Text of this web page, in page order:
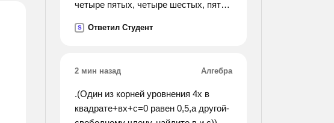
четыре пятых, четыре шестых, пять
результатов одинаковые? как это
восьмых от одной и той же величины
равны.
S Ответил Студент
2 мин назад Алгебра
.(Один из корней уровнения 4х в
квадрате+вх+с=0 равен 0,5,а другой-